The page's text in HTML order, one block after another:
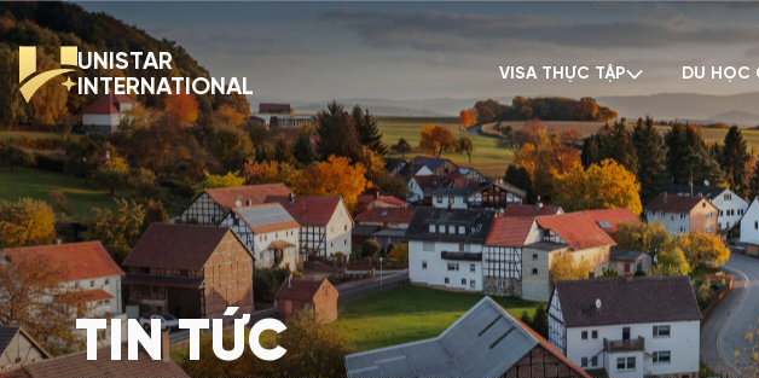
UNISTAR
INTERNATIONAL
VISA THỰC TẬP DU HỌC
TIN TỨC